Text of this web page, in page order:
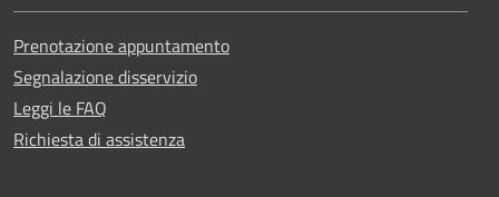
Prenotazione appuntamento
Segnalazione disservizio
Leggi le FAQ
Richiesta di assistenza